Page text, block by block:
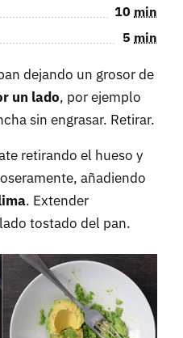
10 min
5 min
dejando un grosor de
un lado, por ejemplo
sin engrasar. Retirar.
retirando el hueso y
añadiendo
. Extender
tostado del pan.